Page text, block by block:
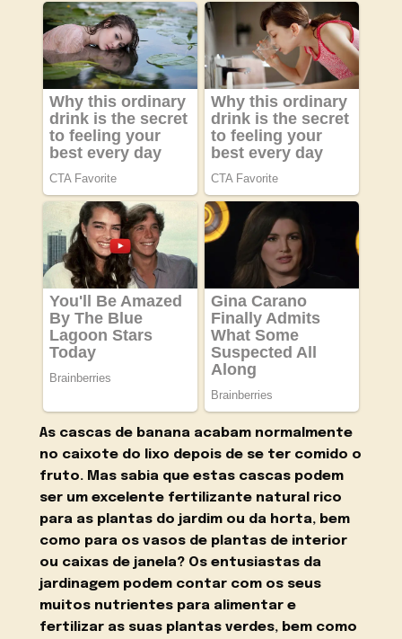
As cascas de banana acabam normalmente
no caixote do lixo depois de se ter comido o
fruto. Mas sabia que estas cascas podem
ser um excelente fertilizante natural rico
para as plantas do jardim ou da horta, bem
como para os vasos de plantas de interior
ou caixas de janela? Os entusiastas da
jardinagem podem contar com os seus
muitos nutrientes para alimentar e
fertilizar as suas plantas verdes, bem como